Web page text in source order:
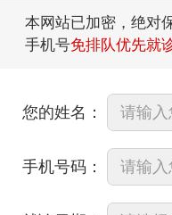
本网站已加密，绝对
手机号免排队优先就
您的姓名：
手机号码：